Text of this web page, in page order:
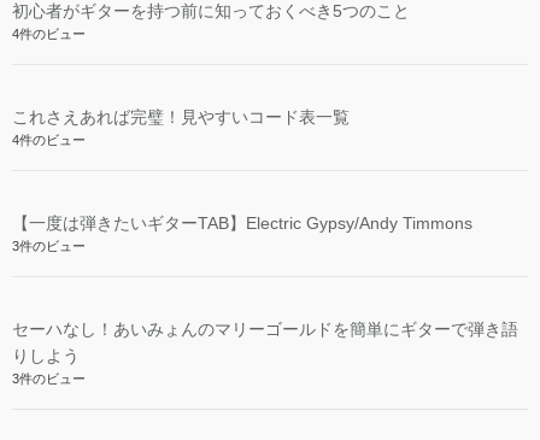
初心者がギターを持つ前に知っておくべき5つのこと
4件のビュー
これさえあれば完璧！見やすいコード表一覧
4件のビュー
【一度は弾きたいギターTAB】Electric Gypsy/Andy Timmons
3件のビュー
セーハなし！あいみょんのマリーゴールドを簡単にギターで弾き語
りしよう
3件のビュー